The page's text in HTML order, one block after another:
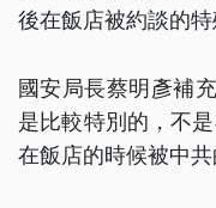
後在飯店被約談的特
國安局長蔡明彥補
是比較特別的，不
在飯店的時候被中共